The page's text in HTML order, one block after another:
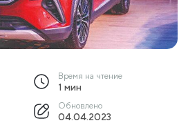
Время на чтение
1 мин
Обновлено
04.04.2023